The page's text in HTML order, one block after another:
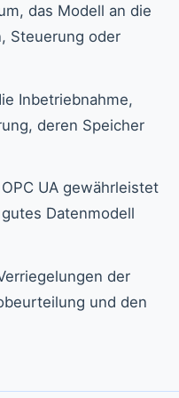
das Modell an die
Steuerung oder
Inbetriebnahme,
deren Speicher
UA gewährleistet
Datenmodell
der
und den